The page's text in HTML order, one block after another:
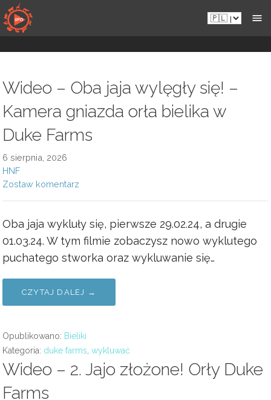
Przejdź
do
zawartości
Pl.sportsmansparadiseonline.com
Wideo – Oba jaja wylęgły się! –
Kamera gniazda orła bielika w
Duke Farms
6 sierpnia, 2026
HNF
Zostaw komentarz
Oba jaja wykluły się, pierwsze 29.02.24, a drugie
01.03.24. W tym filmie zobaczysz nowo wyklutego
puchatego stworka oraz wykluwanie się…
CZYTAJ DALEJ →
Opublikowano: Bieliki
Kategoria: duke farms wykluwać
Wideo – 2. Jajo złożone! Orły Duke
Farms